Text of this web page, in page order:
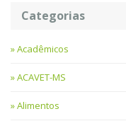
Categorias
Acadêmicos
ACAVET-MS
Alimentos